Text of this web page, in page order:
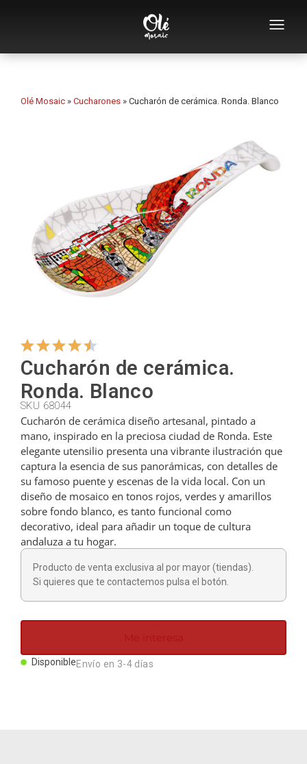
Empresa
Tazas
Bols
Colgadores
Cortadores
Cucharillas
Cucharones
Dedales
Figuras
Imanes
Llaveros
Olé Mosaic » Cucharones » Cucharón de cerámica. Ronda. Blanco
Cucharón de cerámica.
Ronda. Blanco
SKU 68044
Cucharón de cerámica diseño artesanal, pintado a
mano, inspirado en la preciosa ciudad de Ronda. Este
elegante utensilio presenta una vibrante ilustración que
captura la esencia de sus panorámicas, con detalles de
su famoso puente y escenas de la vida local. Con un
diseño de mosaico en tonos rojos, verdes y amarillos
sobre fondo blanco, es tanto funcional como
decorativo, ideal para añadir un toque de cultura
andaluza a tu hogar.
Producto de venta exclusiva al por mayor (tiendas).
Si quieres que te contactemos pulsa el botón.
Me interesa
DisponibleEnvío en 3-4 días